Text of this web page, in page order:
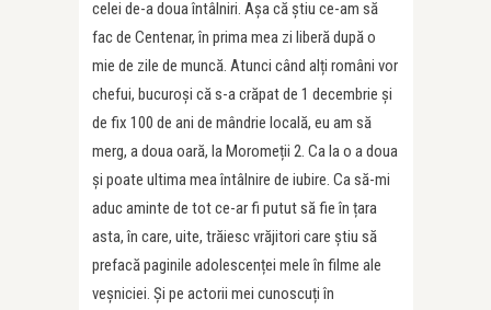
celei de-a doua întâlniri. Așa că știu ce-am să
fac de Centenar, în prima mea zi liberă după o
mie de zile de muncă. Atunci când alți români vor
chefui, bucuroși că s-a crăpat de 1 decembrie și
de fix 100 de ani de mândrie locală, eu am să
merg, a doua oară, la Moromeții 2. Ca la o a doua
și poate ultima mea întâlnire de iubire. Ca să-mi
aduc aminte de tot ce-ar fi putut să fie în țara
asta, în care, uite, trăiesc vrăjitori care știu să
prefacă paginile adolescenței mele în filme ale
veșniciei. Și pe actorii mei cunoscuți în